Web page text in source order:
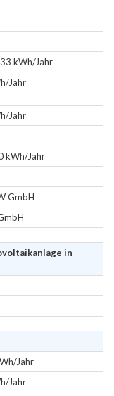
kWh/Jahr
Jahr
Jahr
kWh/Jahr
GmbH
in
Jahr
Jahr